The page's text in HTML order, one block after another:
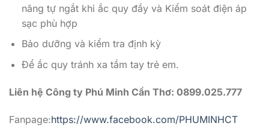
năng tự ngắt khi ắc quy đầy và Kiểm soát điện áp
sạc phù hợp
Bảo dưỡng và kiểm tra định kỳ
Để ắc quy tránh xa tầm tay trẻ em.
Liên hệ Công ty Phú Minh Cần Thơ: 0899.025.777
Fanpage:https://www.facebook.com/PHUMINHCT